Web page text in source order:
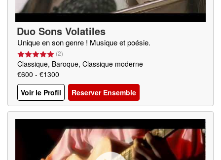
Duo Sons Volatiles
Unique en son genre ! Musique et poésie.
(2)
Classique, Baroque, Classique moderne
€600 - €1300
Voir le Profil
Reserver Ensemble